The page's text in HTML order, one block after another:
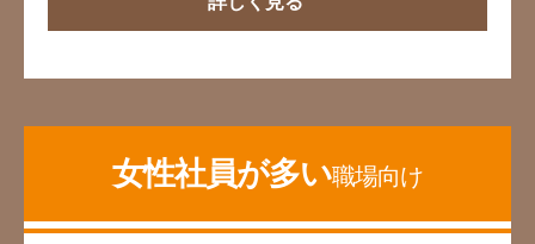
女性社員が多い職場向け